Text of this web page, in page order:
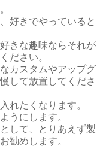
好きでやっていると
きな趣味ならそれが
ださい。
カスタムやアップグ
して放置してくださ
れたくなります。
うにします。
して、とりあえず製
勧めします。